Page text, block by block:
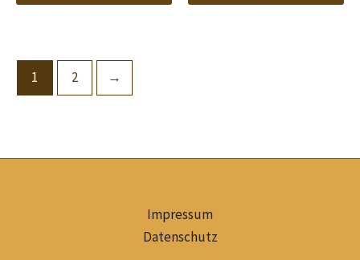
1 2 →
Impressum
Datenschutz